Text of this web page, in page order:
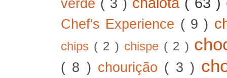
verde ( 3 )
Chef's Experience ( 9 )
chips ( 2 ) chispe ( 2 )
( 8 ) chourição ( 3 )